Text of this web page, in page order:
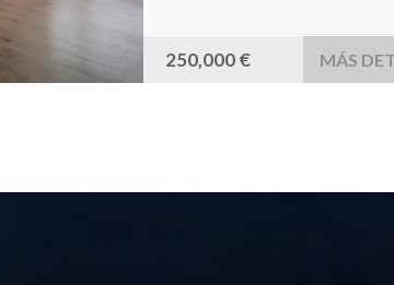
90,000 € MÁS